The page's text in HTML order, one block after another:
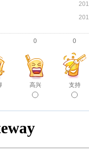
0
高兴
0
支持